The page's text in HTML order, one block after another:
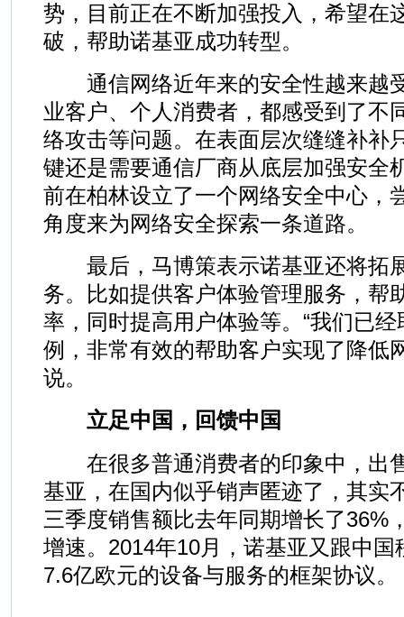
势，目前正在不断加强投入，希望在
破，帮助诺基亚成功转型。
通信网络近年来的安全性越来越
业客户、个人消费者，都感受到了不
络攻击等问题。在表面层次缝缝补补
键还是需要通信厂商从底层加强安全
前在柏林设立了一个网络安全中心，
角度来为网络安全探索一条道路。
最后，马博策表示诺基亚还将拓
务。比如提供客户体验管理服务，帮
率，同时提高用户体验等。“我们已
例，非常有效的帮助客户实现了降低
说。
立足中国，回馈中国
在很多普通消费者的印象中，出
基亚，在国内似乎销声匿迹了，其实
三季度销售额比去年同期增长了36%
增速。2014年10月，诺基亚又跟中
7.6亿欧元的设备与服务的框架协议。